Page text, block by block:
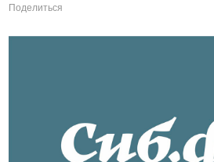
Поделиться